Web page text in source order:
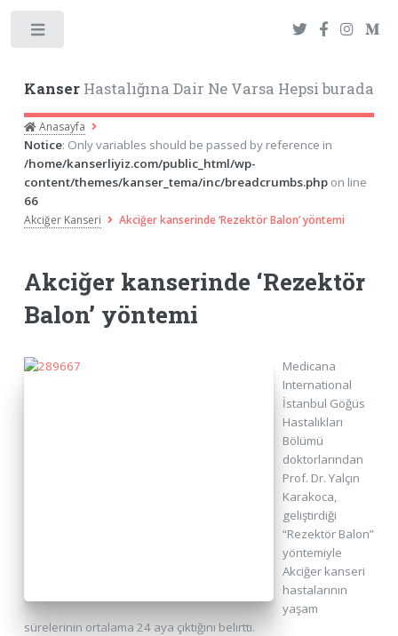
KanserHastalığına Dair Ne Varsa Hepsi burada
Anasayfa
Notice: Only variables should be passed by reference in
/home/kanserliyiz.com/public_html/wp-
content/themes/kanser_tema/inc/breadcrumbs.phpon line
66
Akciğer Kanseri Akciğer kanserinde ‘Rezektör Balon’ yöntemi
Akciğer kanserinde ‘Rezektör
Balon’ yöntemi
Medicana
International
İstanbul Göğüs
Hastalıkları
Bölümü
doktorlarından
Prof. Dr. Yalçın
Karakoca,
geliştirdiği
“Rezektör Balon”
yöntemiyle
Akciğer kanseri
hastalarının
yaşam
sürelerinin ortalama 24 aya çıktığını belirtti.